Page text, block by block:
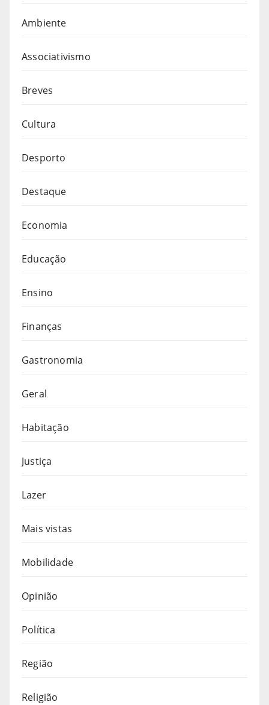
Ambiente
Associativismo
Breves
Cultura
Desporto
Destaque
Economia
Educação
Ensino
Finanças
Gastronomia
Geral
Habitação
Justiça
Lazer
Mais vistas
Mobilidade
Opinião
Política
Região
Religião